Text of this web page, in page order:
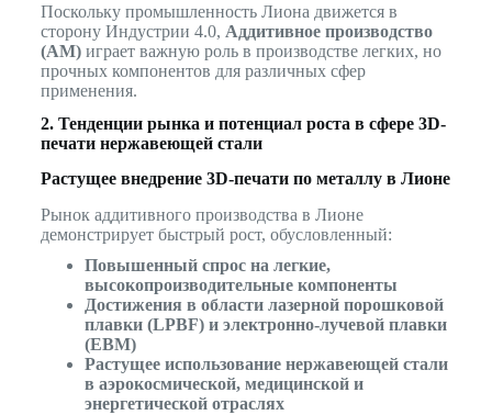
Поскольку промышленность Лиона движется в
сторону Индустрии 4.0, Аддитивное производство
(AM)играет важную роль в производстве легких, но
прочных компонентов для различных сфер
применения.
2. Тенденции рынка и потенциал роста в сфере 3D-
печати нержавеющей стали
Растущее внедрение 3D-печати по металлу в Лионе
Рынок аддитивного производства в Лионе
демонстрирует быстрый рост, обусловленный:
Повышенный спрос на легкие,
высокопроизводительные компоненты
Достижения в области лазерной порошковой
плавки (LPBF) и электронно-лучевой плавки
(EBM)
Растущее использование нержавеющей стали
в аэрокосмической, медицинской и
энергетической отраслях